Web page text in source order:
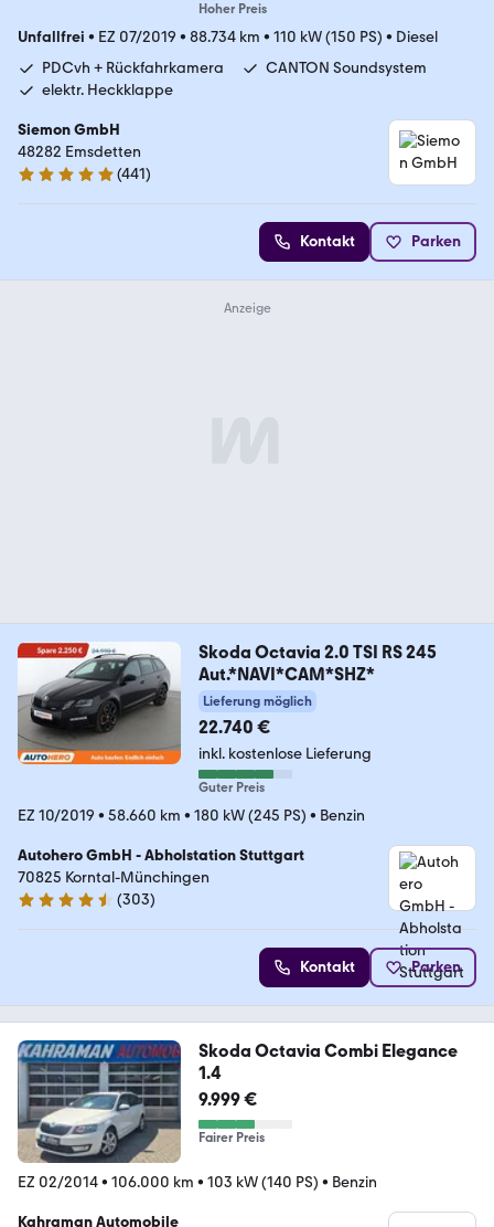
Hoher Preis
Unfallfrei • EZ 07/2019 • 88.734 km • 110 kW (150 PS) • Diesel
PDCvh + Rückfahrkamera
CANTON Soundsystem
elektr. Heckklappe
Siemon GmbH
48282 Emsdetten
4.9 Sterne
(441)
Kontakt Parken
Skoda Octavia 2.0 TSI RS 245
Aut.*NAVI*CAM*SHZ*
Lieferung möglich
22.740 €
inkl. kostenlose Lieferung
Guter Preis
EZ 10/2019 • 58.660 km • 180 kW (245 PS) • Benzin
Autohero GmbH - Abholstation Stuttgart
70825 Korntal-Münchingen
4.4 Sterne
(303)
Kontakt Parken
Skoda Octavia Combi Elegance
1.4
9.999 €
Fairer Preis
EZ 02/2014• 106.000 km • 103 kW (140 PS) • Benzin
Kahraman Automobile